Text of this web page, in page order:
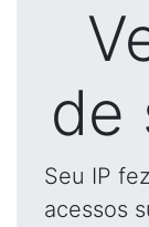
de
Seu IP
acessos